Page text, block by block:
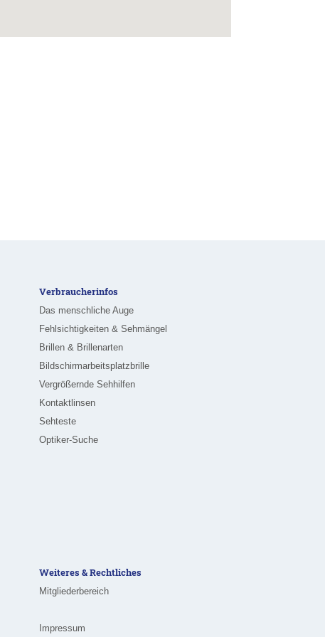
Verbraucherinfos
Das menschliche Auge
Fehlsichtigkeiten & Sehmängel
Brillen & Brillenarten
Bildschirmarbeitsplatzbrille
Vergrößernde Sehhilfen
Kontaktlinsen
Sehteste
Optiker-Suche
Weiteres & Rechtliches
Mitgliederbereich
Impressum